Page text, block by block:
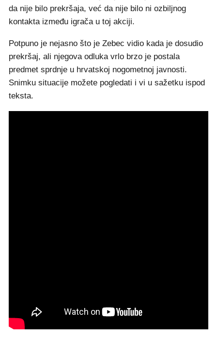
da nije bilo prekršaja, već da nije bilo ni ozbiljnog
kontakta između igrača u toj akciji.
Potpuno je nejasno što je Zebec vidio kada je dosudio
prekršaj, ali njegova odluka vrlo brzo je postala
predmet sprdnje u hrvatskoj nogometnoj javnosti.
Snimku situacije možete pogledati i vi u sažetku ispod
teksta.